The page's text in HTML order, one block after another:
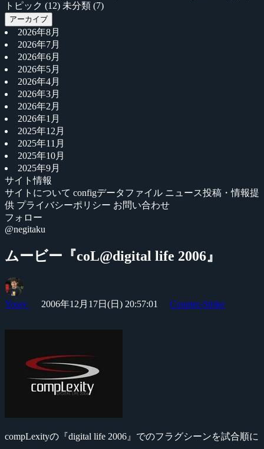
トピック (12) 未分類 (7)
アーカイブ
2026年8月
2026年7月
2026年6月
2026年5月
2026年4月
2026年3月
2026年2月
2026年1月
2025年12月
2025年11月
2025年10月
2025年9月
サイト情報
サイトについて configデータファイル ニュース投稿・情報提
供 プライバシーポリシー お問い合わせ
フォロー
@negitaku
ムービー『coL@digital life 2006』
Yossy 2006年12月17日(日) 20:57:01 Counter-Strike
compLexityの『digital life 2006』でのフラグシーンを試合順に